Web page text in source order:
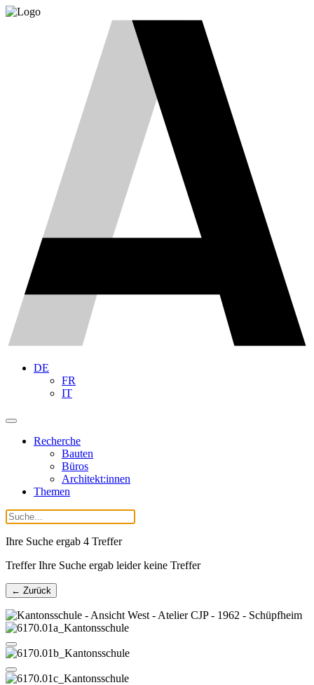
DE
FR
IT
Recherche
Bauten
Büros
Architekt:innen
Themen
Ihre Suche ergab 4 Treffer
Treffer Ihre Suche ergab leider keine Treffer
← Zurück